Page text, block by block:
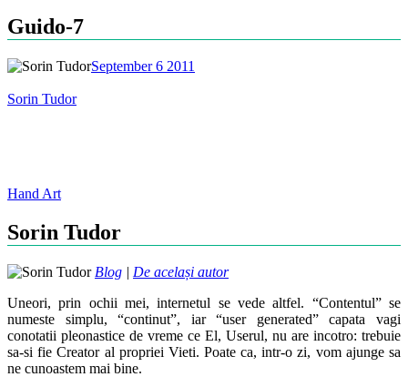
Guido-7
September 6 2011
Sorin Tudor
Post
navigation
Hand Art
Sorin Tudor
Blog | De același autor
Uneori, prin ochii mei, internetul se vede altfel. “Contentul” se
numeste simplu, “continut”, iar “user generated” capata vagi
conotatii pleonastice de vreme ce El, Userul, nu are incotro: trebuie
sa-si fie Creator al propriei Vieti. Poate ca, intr-o zi, vom ajunge sa
ne cunoastem mai bine.